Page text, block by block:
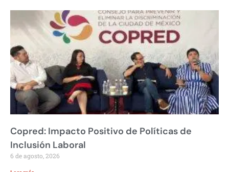
Copred: Impacto Positivo de Políticas de
Inclusión Laboral
6 de agosto, 2026